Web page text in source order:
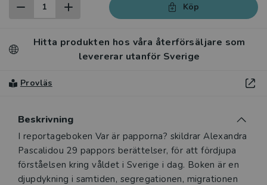
Köp
Hitta produkten hos våra återförsäljare som
levererar utanför Sverige
Provläs
Beskrivning
Beskrivning
I reportageboken Var är papporna? skildrar Alexandra
Pascalidou 29 pappors berättelser, för att fördjupa
förståelsen kring våldet i Sverige i dag. Boken är en
djupdykning i samtiden, segregationen, migrationen